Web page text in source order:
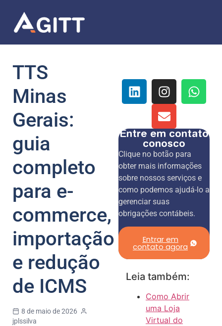
TTS
Minas
Gerais:
guia
completo
para e-
commerce,
importação
e redução
de ICMS
8 de maio de 2026
jplssilva
Entre em contato
conosco
Clique no botão para
obter mais informações
sobre nossos serviços e
como podemos ajudá-lo a
gerenciar suas
obrigações contábeis.
Entrar em
contato agora
Leia também:
Como Abrir
uma Loja
Virtual do